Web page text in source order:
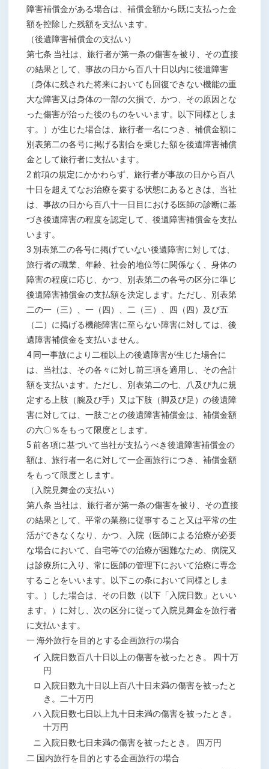
障害補償金がある場合は、補償金額から既に支払った金
額を控除した残額を支払います。
（後遺障害補償金の支払い）
第七条 当社は、旅行者が第一条の傷害を被り、その直接
の結果として、事故の日から百八十日以内に後遺障害
（身体に残された将来においても回復できない機能の重
大な障害又は身体の一部の欠損で、かつ、その原因とな
った傷害が治った後のものをいいます。以下同様としま
す。）が生じた場合は、旅行者一名につき、補償金額に
別表第二の各号に掲げる割合を乗じた額を後遺障害補償
金として旅行者に支払います。
2 前項の規定にかかわらず、旅行者が事故の日から百八
十日を超えてなお治療を要する状態にあるときは、当社
は、事故の日から百八十一日目における医師の診断に基
づき後遺障害の程度を認定して、後遺障害補償金を支払
います。
3 別表第二の各号に掲げていない後遺障害に対しては、
旅行者の職業、年齢、社会的地位等に関係なく、身体の
障害の程度に応じ、かつ、別表第二の各号の区分に準じ
後遺障害補償金の支払額を決定します。ただし、別表第
二の一（三）、一（四）、二（三）、四（四）及び五
（二）に掲げる機能障害に至らない障害に対しては、後
遺障害補償金を支払いません。
4 同一事故により二種以上の後遺障害が生じた場合に
は、当社は、その各々に対し前三項を適用し、その合計
額を支払います。ただし、別表第二の七、八及び九に規
定する上肢（腕及び手）又は下肢（脚及び足）の後遺障
害に対しては、一肢ごとの後遺障害補償金は、補償金額
の六〇％をもって限度とします。
5 前各項に基づいて当社が支払うべき後遺障害補償金の
額は、旅行者一名に対して一企画旅行につき、補償金額
をもって限度とします。
（入院見舞金の支払い）
第八条 当社は、旅行者が第一条の傷害を被り、その直接
の結果として、平常の業務に従事すること又は平常の生
活ができなくなり、かつ、入院（医師による治療が必要
な場合において、自宅等での治療が困難なため、病院又
は診療所に入り、常に医師の管理下において治療に専念
することをいいます。以下この条において同様としま
す。）した場合は、その日数（以下「入院日数」といい
ます。）に対し、次の区分に従って入院見舞金を旅行者
に支払います。
一 海外旅行を目的とする企画旅行の場合
イ 入院日数百八十日以上の傷害を被ったとき。 四十万
円
ロ 入院日数九十日以上百八十日未満の傷害を被ったと
き。二十万円
ハ 入院日数七日以上九十日未満の傷害を被ったとき。
十万円
ニ 入院日数七日未満の傷害を被ったとき。 四万円
二 国内旅行を目的とする企画旅行の場合